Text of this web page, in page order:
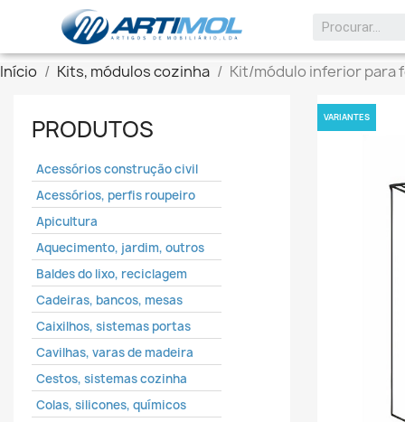
Início Kits, módulos cozinha Kit/módulo inferior para
PRODUTOS
Acessórios construção civil
Acessórios, perfis roupeiro
Apicultura
Aquecimento, jardim, outros
Baldes do lixo, reciclagem
Cadeiras, bancos, mesas
Caixilhos, sistemas portas
Cavilhas, varas de madeira
Cestos, sistemas cozinha
Colas, silicones, químicos
VARIANTES